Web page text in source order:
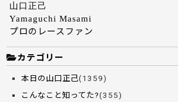
山口正己
Yamaguchi Masami
プロのレースファン
カテゴリー
本日の山口正己(1359)
こんなこと知ってた?(355)